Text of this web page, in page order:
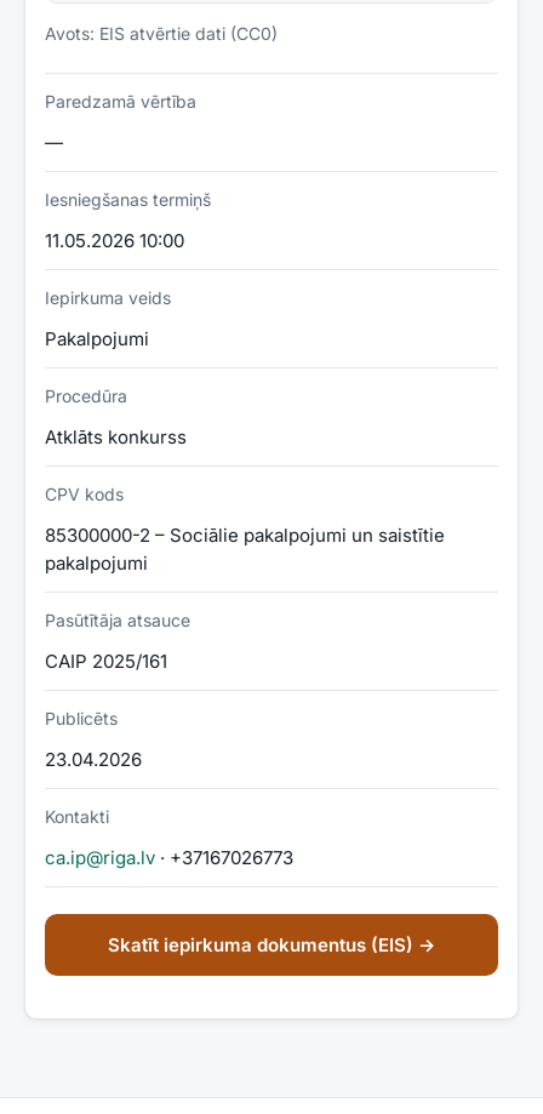
Avots: EIS atvērtie dati (CC0)
Paredzamā vērtība
—
Iesniegšanas termiņš
11.05.2026 10:00
Iepirkuma veids
Pakalpojumi
Procedūra
Atklāts konkurss
CPV kods
85300000-2 – Sociālie pakalpojumi un saistītie
pakalpojumi
Pasūtītāja atsauce
CAIP 2025/161
Publicēts
23.04.2026
Kontakti
ca.ip@riga.lv · +37167026773
Skatīt iepirkuma dokumentus (EIS) →